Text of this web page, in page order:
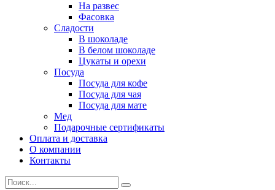
На развес
Фасовка
Сладости
В шоколаде
В белом шоколаде
Цукаты и орехи
Посуда
Посуда для кофе
Посуда для чая
Посуда для мате
Мед
Подарочные сертификаты
Оплата и доставка
О компании
Контакты
Искать: